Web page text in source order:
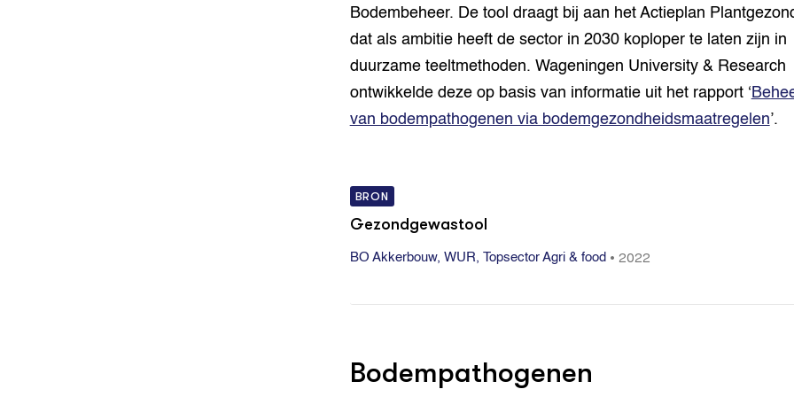
Bodembeheer. De tool draagt bij aan het Actieplan
dat als ambitie heeft de sector in 2030 koploper te laten zijn in
duurzame teeltmethoden. Wageningen University & Research
ontwikkelde deze op basis van informatie uit het rapport ‘
van bodempathogenen via bodemgezondheidsmaatregelen’.
BRON
Gezondgewastool
BO Akkerbouw, WUR, Topsector Agri & food• 2022
Bodempathogenen